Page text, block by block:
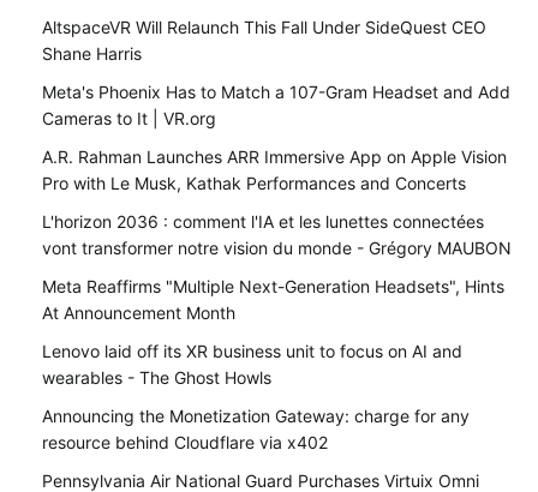
AltspaceVR Will Relaunch This Fall Under SideQuest CEO
Shane Harris
Meta's Phoenix Has to Match a 107-Gram Headset and Add
Cameras to It | VR.org
A.R. Rahman Launches ARR Immersive App on Apple Vision
Pro with Le Musk, Kathak Performances and Concerts
L'horizon 2036 : comment l'IA et les lunettes connectées
vont transformer notre vision du monde - Grégory MAUBON
Meta Reaffirms "Multiple Next-Generation Headsets", Hints
At Announcement Month
Lenovo laid off its XR business unit to focus on AI and
wearables - The Ghost Howls
Announcing the Monetization Gateway: charge for any
resource behind Cloudflare via x402
Pennsylvania Air National Guard Purchases Virtuix Omni